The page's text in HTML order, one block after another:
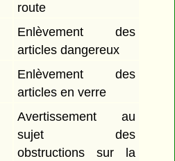
route
Enlèvement des
articles dangereux
Enlèvement des
articles en verre
Avertissement au
sujet des
obstructions sur la